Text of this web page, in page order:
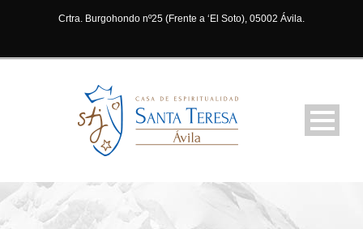
Crtra. Burgohondo nº25 (Frente a ‘El Soto), 05002 Ávila.